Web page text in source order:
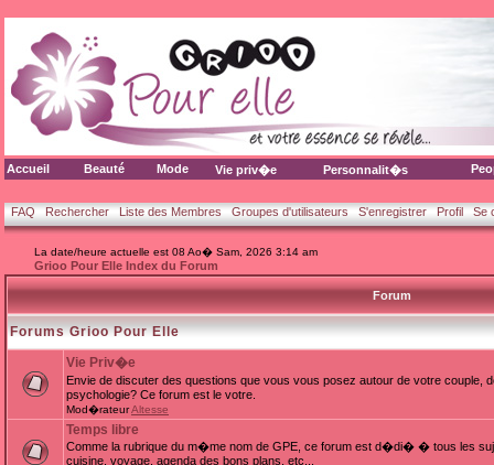
Accueil Beauté Mode Vie priv�e Personnalit�s
FAQ Rechercher Liste des Membres Groupes d'utilisateurs S'enregistrer Profil Se
La date/heure actuelle est 08 Ao� Sam, 2026 3:14 am
Grioo Pour Elle Index du Forum
Forum
Forums Grioo Pour Elle
Vie Priv�e
Envie de discuter des questions que vous vous posez autour de votre
psychologie? Ce forum est le votre.
Mod�rateurAltesse
Temps libre
Comme la rubrique du m�me nom de GPE, ce forum est d�di� � tous les
cuisine, voyage, agenda des bons plans, etc...